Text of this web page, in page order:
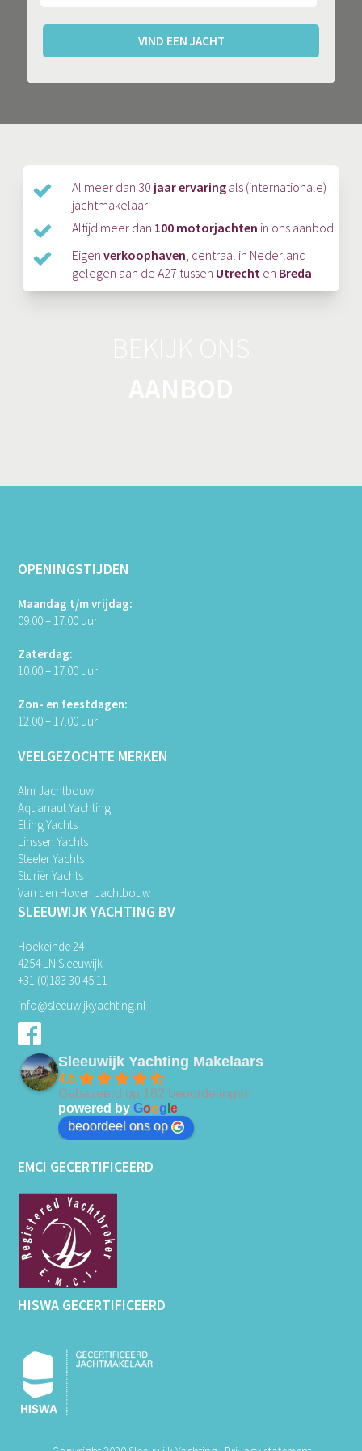
VIND EEN JACHT
Al meer dan 30 jaar ervaring als (internationale)
jachtmakelaar
Altijd meer dan 100 motorjachten in ons aanbod
Eigenverkoophaven, centraal in Nederland
gelegen aan de A27 tussen Utrecht en Breda
OPENINGSTIJDEN
Maandag t/m vrijdag:
09.00 – 17.00 uur
Zaterdag:
10.00 – 17.00 uur
Zon- en feestdagen:
12.00 – 17.00 uur
VEELGEZOCHTE MERKEN
Alm Jachtbouw
Aquanaut Yachting
Elling Yachts
Linssen Yachts
Steeler Yachts
Sturiër Yachts
Van den Hoven Jachtbouw
SLEEUWIJK YACHTING BV
Hoekeinde 24
4254 LN Sleeuwijk
+31 (0)183 30 45 11
info@sleeuwijkyachting.nl
Sleeuwijk Yachting Makelaars
4.5
Gebaseerd op 182 beoordelingen
powered byGoog le
beoordeel ons op
EMCI GECERTIFICEERD
HISWA GECERTIFICEERD